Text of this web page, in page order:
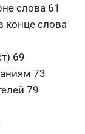
слова 61
конце слова
69
73
79